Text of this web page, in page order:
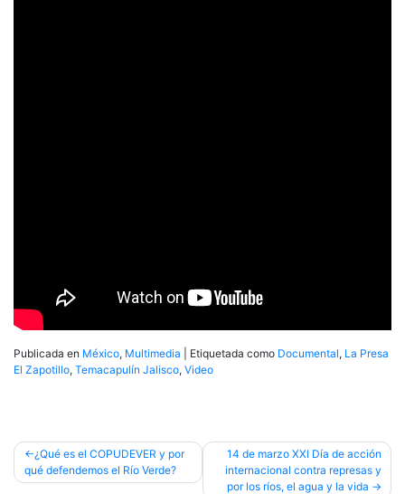
Publicada en México, Multimedia Etiquetada como Documental, La Presa
El Zapotillo, Temacapulín Jalisco, Video
Navegación
de
¿Qué es el COPUDEVER y por
qué defendemos el Río Verde?
14 de marzo XXI Día de acción
internacional contra represas y
por los ríos, el agua y la vida